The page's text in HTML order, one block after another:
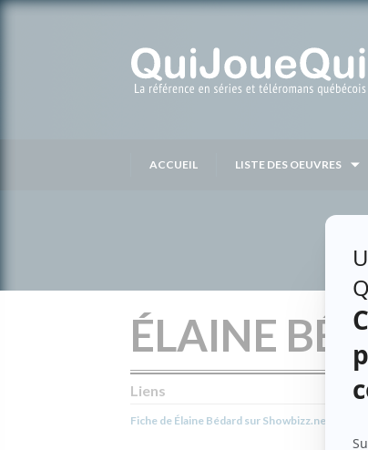
ACCUEIL LISTE DES OEUVRES
ÉLAINE
Liens
Fiche de Élaine Bédard sur Showbizz.net